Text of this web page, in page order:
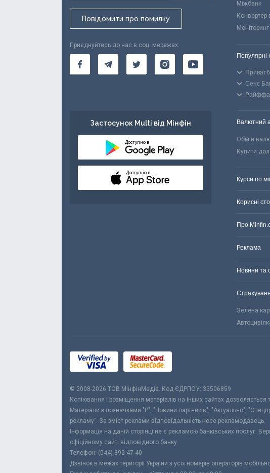
Повідомити про помилку
Приєднуйтесь до нас в соц. мережах:
Застосунок Multi від Мінфін
Доступно в
Доступно в
Міжбанк
Конвертер
Популярні
Сенс
Валютний
Обмін
Купити
Курси по
Корисні
Про
Реклама
Новини та
Зелена
© 2008-2026 ТОВ МiнфiнМедiа. Код ЄДРПОУ: 35506859
Копіювання і розміщення матеріалів на інших сайтах
Матеріали з позначками "Р", "Новини партнерів", "Актуально",
рекламу". За зміст реклами відповідальність несе рекламодавець.
Інформація на даній сторінці не є рекламою банківських послуг.
офіційному сайті відповідного банку.
Телефон: (044) 392-47-40
Дзвінок в межах території України з усіх номерів операторів